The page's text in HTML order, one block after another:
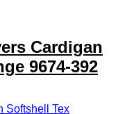
Cardigan
9674-392